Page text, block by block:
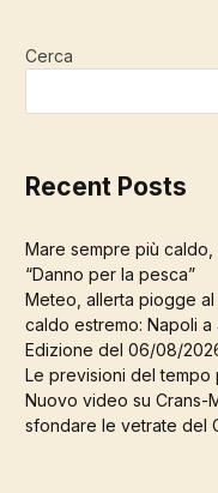
Cerca
Recent Posts
Mare sempre più
“Danno per la pesca”
Meteo, allerta piogge al
caldo estremo: Napoli a
Edizione del 06/08/
Le previsioni del
Nuovo video su Crans-
sfondare le vetrate del